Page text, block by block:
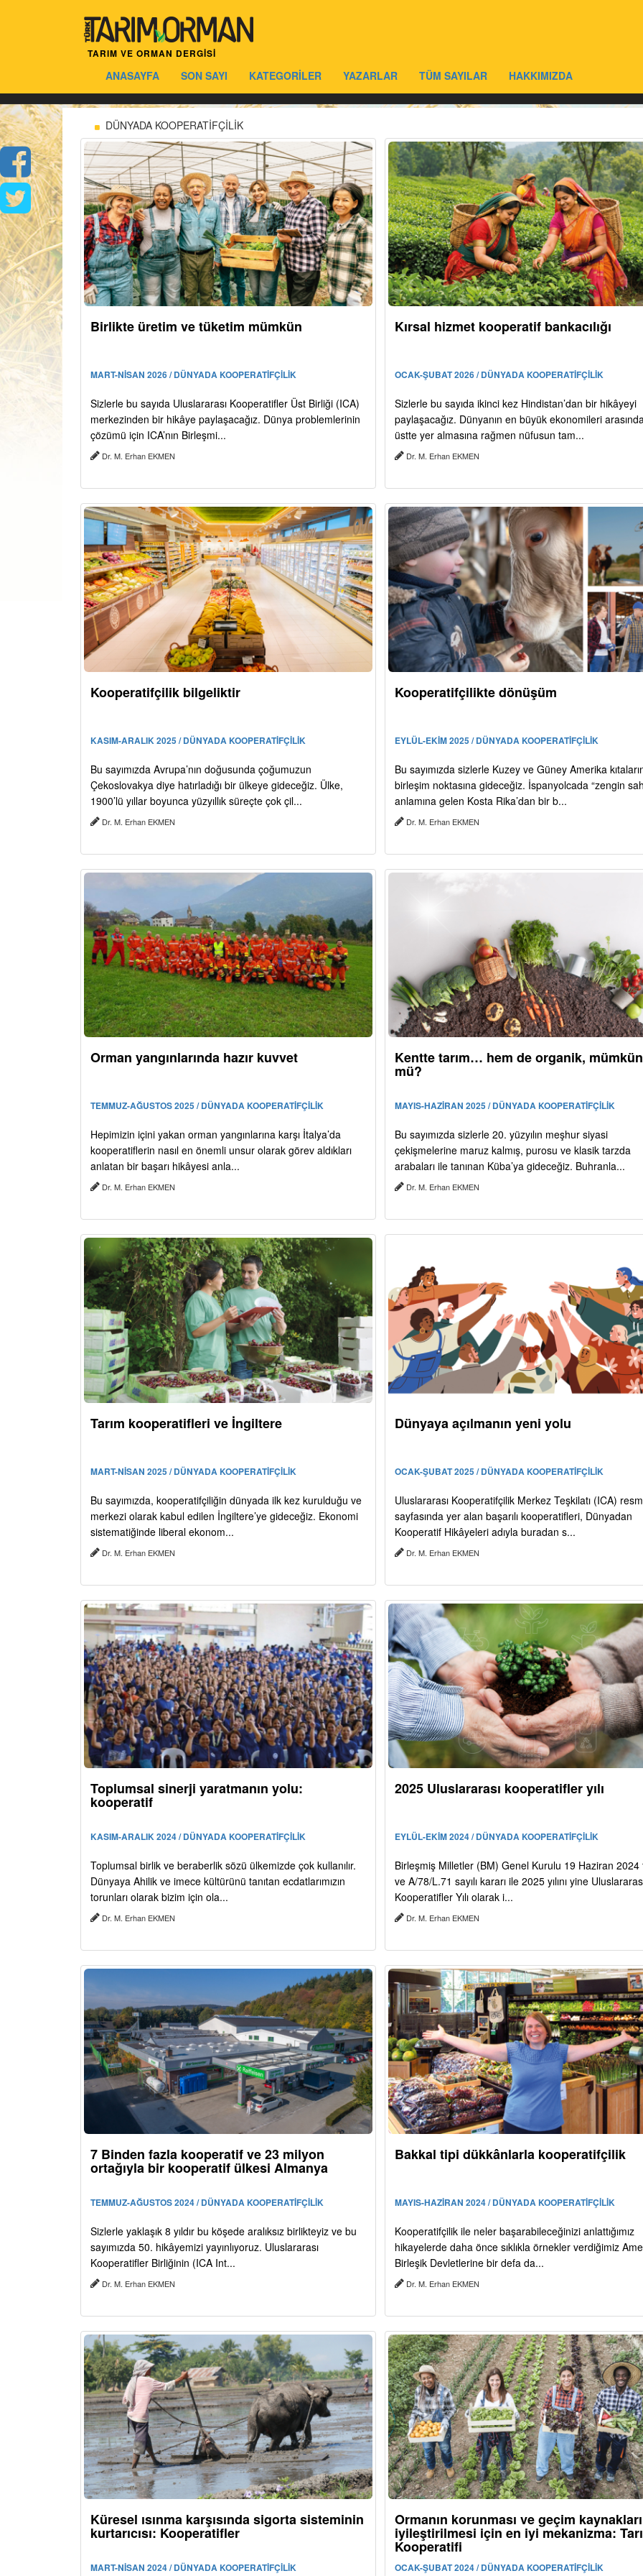
TARIM VE ORMAN DERGİSİ
ANASAYFA SON SAYI KATEGORİLER YAZARLAR TÜM SAYILAR HAKKIMIZDA
DÜNYADA KOOPERATİFÇİLİK
Birlikte üretim ve tüketim mümkün
MART-NİSAN 2026 / DÜNYADA KOOPERATİFÇİLİK
Sizlerle bu sayıda Uluslararası Kooperatifler Üst Birliği (ICA)
merkezinden bir hikâye paylaşacağız. Dünya problemlerinin
çözümü için ICA’nın Birleşmi...
Dr. M. Erhan EKMEN
Kırsal hizmet kooperatif bankacılığı
OCAK-ŞUBAT 2026 / DÜNYADA KOOPERATİFÇİLİK
Sizlerle bu sayıda ikinci kez Hindistan’dan bir hikâyeyi
paylaşacağız. Dünyanın en büyük ekonomileri
üstte yer almasına rağmen nüfusun tam...
Dr. M. Erhan EKMEN
Kooperatifçilik bilgeliktir
KASIM-ARALIK 2025 / DÜNYADA KOOPERATİFÇİLİK
Bu sayımızda Avrupa’nın doğusunda çoğumuzun
Çekoslovakya diye hatırladığı bir ülkeye gideceğiz. Ülke,
1900’lü yıllar boyunca yüzyıllık süreçte çok çil...
Dr. M. Erhan EKMEN
Kooperatifçilikte dönüşüm
EYLÜL-EKİM 2025 / DÜNYADA KOOPERATİFÇİLİK
Bu sayımızda sizlerle Kuzey ve Güney Amerika
birleşim noktasına gideceğiz. İspanyolcada “zengin
anlamına gelen Kosta Rika’dan bir b...
Dr. M. Erhan EKMEN
Orman yangınlarında hazır kuvvet
TEMMUZ-AĞUSTOS 2025 / DÜNYADA KOOPERATİFÇİLİK
Hepimizin içini yakan orman yangınlarına karşı İtalya’da
kooperatiflerin nasıl en önemli unsur olarak görev aldıkları
anlatan bir başarı hikâyesi anla...
Dr. M. Erhan EKMEN
Kentte tarım… hem de organik, mümkün
mü?
MAYIS-HAZİRAN 2025 / DÜNYADA KOOPERATİFÇİLİK
Bu sayımızda sizlerle 20. yüzyılın meşhur siyasi
çekişmelerine maruz kalmış, purosu ve klasik tarzda
arabaları ile tanınan Küba’ya gideceğiz. Buhranla...
Dr. M. Erhan EKMEN
Tarım kooperatifleri ve İngiltere
MART-NİSAN 2025 / DÜNYADA KOOPERATİFÇİLİK
Bu sayımızda, kooperatifçiliğin dünyada ilk kez kurulduğu ve
merkezi olarak kabul edilen İngiltere’ye gideceğiz. Ekonomi
sistematiğinde liberal ekonom...
Dr. M. Erhan EKMEN
Dünyaya açılmanın yeni yolu
OCAK-ŞUBAT 2025 / DÜNYADA KOOPERATİFÇİLİK
Uluslararası Kooperatifçilik Merkez Teşkilatı (ICA)
sayfasında yer alan başarılı kooperatifleri, Dünyadan
Kooperatif Hikâyeleri adıyla buradan s...
Dr. M. Erhan EKMEN
Toplumsal sinerji yaratmanın yolu:
kooperatif
KASIM-ARALIK 2024 / DÜNYADA KOOPERATİFÇİLİK
Toplumsal birlik ve beraberlik sözü ülkemizde çok kullanılır.
Dünyaya Ahilik ve imece kültürünü tanıtan ecdatlarımızın
torunları olarak bizim için ola...
Dr. M. Erhan EKMEN
2025 Uluslararası kooperatifler yılı
EYLÜL-EKİM 2024 / DÜNYADA KOOPERATİFÇİLİK
Birleşmiş Milletler (BM) Genel Kurulu 19 Haziran 2024
ve A/78/L.71 sayılı kararı ile 2025 yılını yine
Kooperatifler Yılı olarak i...
Dr. M. Erhan EKMEN
7 Binden fazla kooperatif ve 23 milyon
ortağıyla bir kooperatif ülkesi Almanya
TEMMUZ-AĞUSTOS 2024 / DÜNYADA KOOPERATİFÇİLİK
Sizlerle yaklaşık 8 yıldır bu köşede aralıksız birlikteyiz ve bu
sayımızda 50. hikâyemizi yayınlıyoruz. Uluslararası
Kooperatifler Birliğinin (ICA Int...
Dr. M. Erhan EKMEN
Bakkal tipi dükkânlarla kooperatifçilik
MAYIS-HAZİRAN 2024 / DÜNYADA KOOPERATİFÇİLİK
Kooperatifçilik ile neler başarabileceğinizi anlattığımız
hikayelerde daha önce sıklıkla örnekler verdiğimiz
Birleşik Devletlerine bir defa da...
Dr. M. Erhan EKMEN
Küresel ısınma karşısında sigorta sisteminin
kurtarıcısı: Kooperatifler
MART-NİSAN 2024 / DÜNYADA KOOPERATİFÇİLİK
Ormanın korunması ve geçim
iyileştirilmesi için en iyi mekanizma:
Kooperatifi
OCAK-ŞUBAT 2024 / DÜNYADA KOOPERATİFÇİLİK